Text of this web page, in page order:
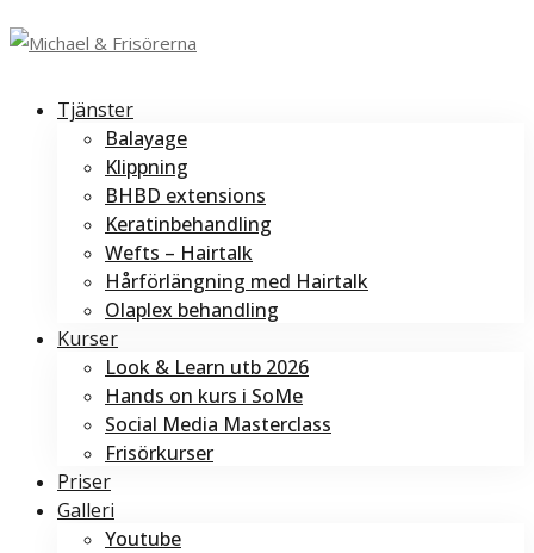
Tjänster
Balayage
Klippning
BHBD extensions
Keratinbehandling
Wefts – Hairtalk
Hårförlängning med Hairtalk
Olaplex behandling
Kurser
Look & Learn utb 2026
Hands on kurs i SoMe
Social Media Masterclass
Frisörkurser
Priser
Galleri
Youtube